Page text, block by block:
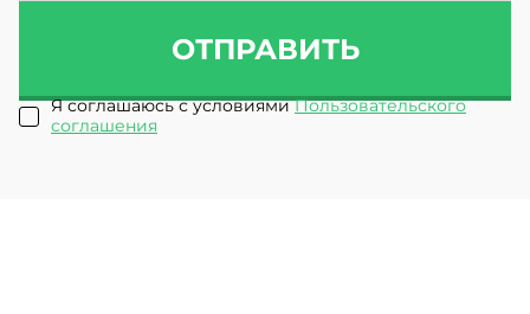
ОТПРАВИТЬ
Я соглашаюсь с условиямиПользовательского
соглашения